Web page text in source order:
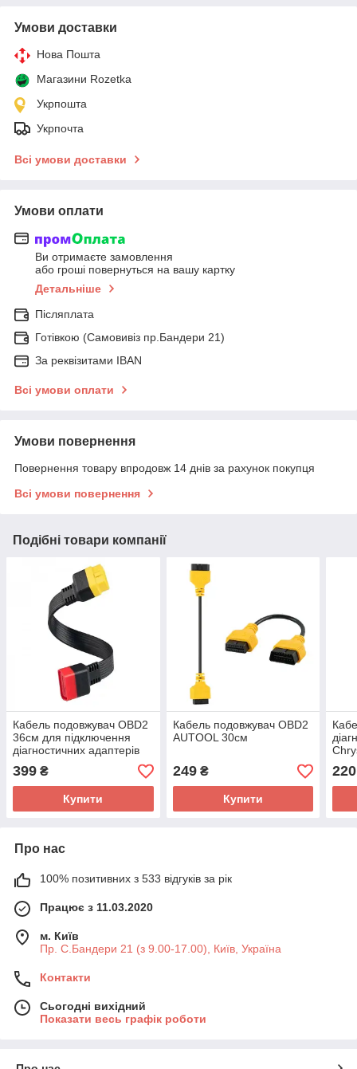
Умови доставки
Нова Пошта
Магазини Rozetka
Укрпошта
Укрпочта
Всі умови доставки
Умови оплати
Ви отримаєте замовлення
або гроші повернуться на вашу картку
Детальніше
Післяплата
Готівкою (Самовивіз пр.Бандери 21)
За реквізитами IBAN
Всі умови оплати
Умови повернення
Повернення товару впродовж 14 днів за рахунок покупця
Всі умови повернення
Подібні товари компанії
Кабель подовжувач OBD2
36см для підключення
діагностичних адаптерів
399 ₴
Купити
Кабель подовжувач OBD2
AUTOOL 30см
249₴
Купити
220
Про нас
100% позитивних з 533 відгуків за рік
Працює з 11.03.2020
м. Київ
Пр. С.Бандери 21 (з 9.00-17.00), Київ, Україна
Контакти
Сьогодні вихідний
Показати весь графік роботи